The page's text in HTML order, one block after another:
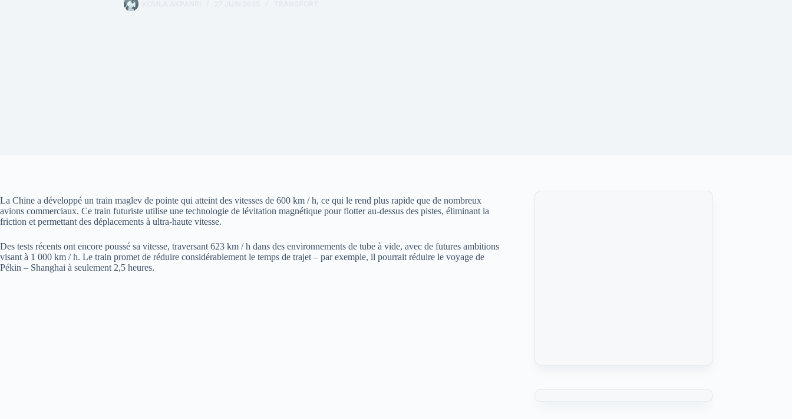
La Chine a développé un train maglev de pointe qui atteint des vitesses de 600 km / h, ce qui le rend plus rapide que de nombreux
avions commerciaux. Ce train futuriste utilise une technologie de lévitation magnétique pour flotter au-dessus des pistes, éliminant la
friction et permettant des déplacements à ultra-haute vitesse.
Des tests récents ont encore poussé sa vitesse, traversant 623 km / h dans des environnements de tube à vide, avec de futures ambitions
visant à 1 000 km / h. Le train promet de réduire considérablement le temps de trajet – par exemple, il pourrait réduire le voyage de
Pékin – Shanghai à seulement 2,5 heures.